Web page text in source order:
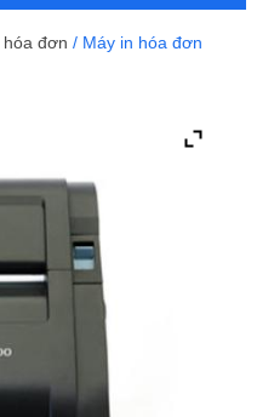
hóa đơn / Máy in hóa đơn